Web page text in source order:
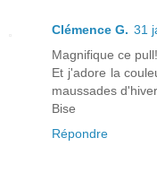
Clémence G. 31
Magnifique ce pull!
Et j'adore la
maussades
Bise
Répondre